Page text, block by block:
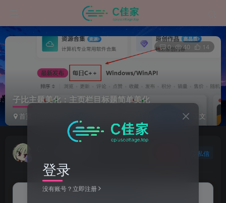
子比主题美化：主页栏目标题简单美化
首页 WordPress主题 | 后端 正文
0 40 14
私信
来自AI助手的总结
登录
没有账号？立即注册